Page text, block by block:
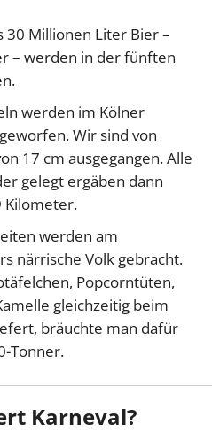
30 Millionen Liter Bier –
– werden in der fünften
werden im Kölner
Wir sind von
17 cm ausgegangen. Alle
gelegt ergäben dann
Kilometer.
werden am
närrische Volk gebracht.
Popcorntüten,
gleichzeitig beim
bräuchte man dafür
Tonner.
Karneval?